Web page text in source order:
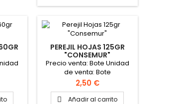
PEREJIL HOJAS 125GR
"CONSEMUR"
Precio venta: Bote Unidad
de venta: Bote
Precio
2,50 €
 Añadir al carrito